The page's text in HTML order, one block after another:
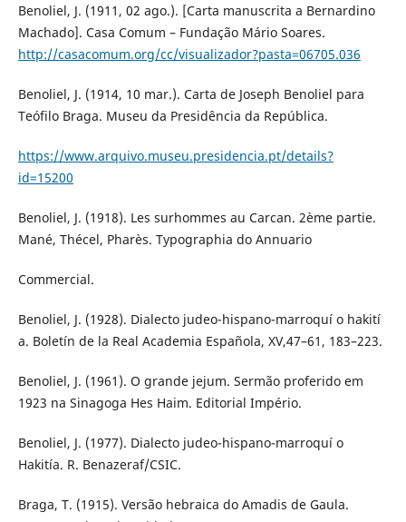
Benoliel, J. (1911, 02 ago.). [Carta manuscrita a Bernardino
Machado]. Casa Comum – Fundação Mário Soares.
http://casacomum.org/cc/visualizador?pasta=06705.036
Benoliel, J. (1914, 10 mar.). Carta de Joseph Benoliel para
Teófilo Braga. Museu da Presidência da República.
https://www.arquivo.museu.presidencia.pt/details?
id=15200
Benoliel, J. (1918). Les surhommes au Carcan. 2ème partie.
Mané, Thécel, Pharès. Typographia do Annuario
Commercial.
Benoliel, J. (1928). Dialecto judeo-hispano-marroquí o hakití
a. Boletín de la Real Academia Española, XV,47–61, 183–223.
Benoliel, J. (1961). O grande jejum. Sermão proferido em
1923 na Sinagoga Hes Haim. Editorial Império.
Benoliel, J. (1977). Dialecto judeo-hispano-marroquí o
Hakitía. R. Benazeraf/CSIC.
Braga, T. (1915). Versão hebraica do Amadis de Gaula.